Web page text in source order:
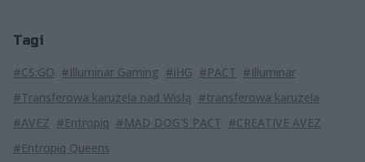
Tagi
#CS:GO #Illuminar Gaming #iHG #PACT #Illuminar
#Transferowa karuzela nad Wisłą #transferowa karuzela
#AVEZ #Entropiq #MAD DOG'S PACT #CREATIVE AVEZ
#Entropiq Queens